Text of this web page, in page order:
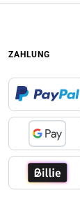
ZAHLUNG